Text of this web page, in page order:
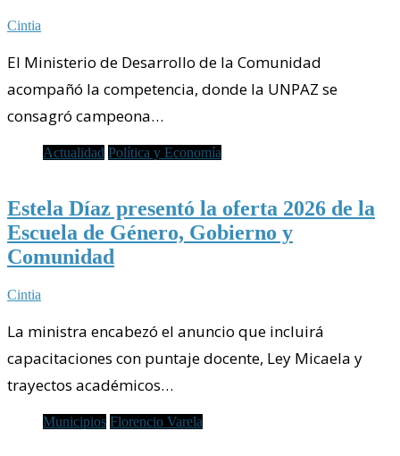
Cintia
El Ministerio de Desarrollo de la Comunidad
acompañó la competencia, donde la UNPAZ se
consagró campeona…
Actualidad Política y Economía
Estela Díaz presentó la oferta 2026 de la
Escuela de Género, Gobierno y
Comunidad
Cintia
La ministra encabezó el anuncio que incluirá
capacitaciones con puntaje docente, Ley Micaela y
trayectos académicos…
Municipios Florencio Varela